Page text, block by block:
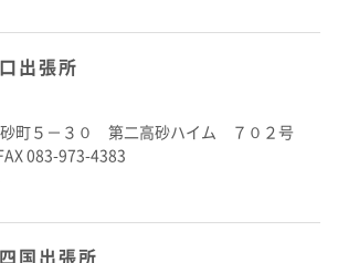
出張所
砂町５－３０ 第二高砂ハイム ７０２号
083-973-4383
国出張所